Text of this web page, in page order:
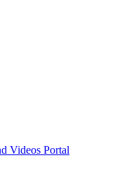
Videos Portal